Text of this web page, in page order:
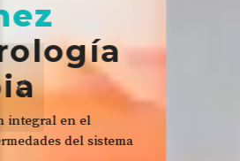
sistema
Cuidamos
digestiva
Dr. Mario Arturo de la Torre Jiménez